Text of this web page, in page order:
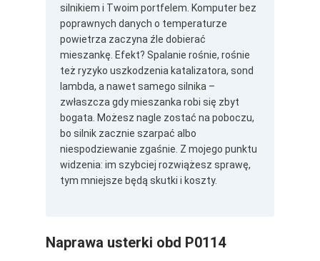
silnikiem i Twoim portfelem. Komputer bez
poprawnych danych o temperaturze
powietrza zaczyna źle dobierać
mieszankę. Efekt? Spalanie rośnie, rośnie
też ryzyko uszkodzenia katalizatora, sond
lambda, a nawet samego silnika –
zwłaszcza gdy mieszanka robi się zbyt
bogata. Możesz nagle zostać na poboczu,
bo silnik zacznie szarpać albo
niespodziewanie zgaśnie. Z mojego punktu
widzenia: im szybciej rozwiążesz sprawę,
tym mniejsze będą skutki i koszty.
Naprawa usterki obd P0114